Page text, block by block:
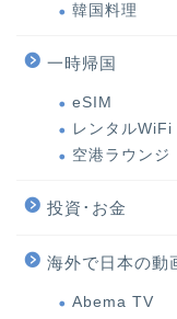
韓国料理
一時帰国
eSIM
レンタルWiFi
空港ラウンジ
投資･お金
海外で日本の動
Abema TV